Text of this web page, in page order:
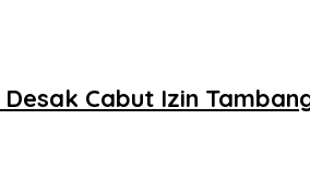
Cabut Izin